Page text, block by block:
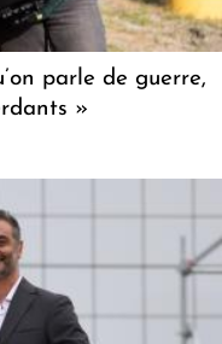
parle de guerre,
»